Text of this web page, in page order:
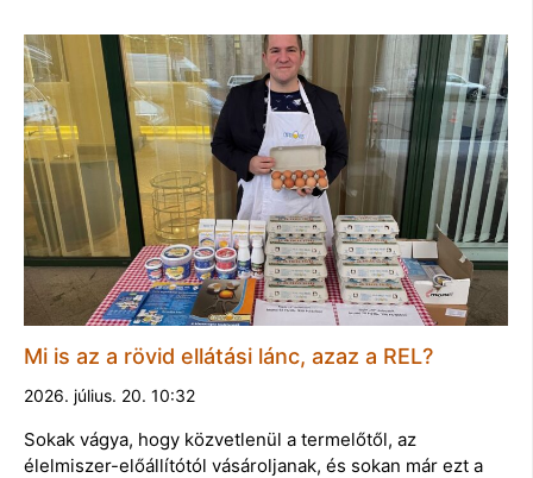
Mi is az a rövid ellátási lánc, azaz a REL?
2026. július. 20. 10:32
Sokak vágya, hogy közvetlenül a termelőtől, az
élelmiszer-előállítótól vásároljanak, és sokan már ezt a